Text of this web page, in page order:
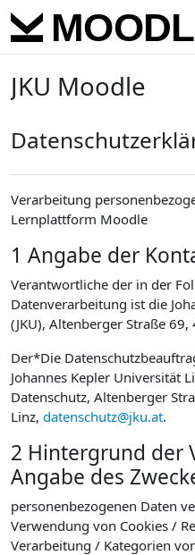
Skip to main content
JKU Moodle
Verarbeitung
Lernplattform Moodle
1 Angabe der
Verantwortliche der in der
Datenverarbeitung ist die
(JKU), Altenberger Straße 69,
Der*Die
Johannes Kepler Universität
Datenschutz, Altenberger
Linz, datenschutz@jku.at.
2 Hintergrund der
Angabe des
personenbezogenen Daten
Verwendung von Cookies /
Verarbeitung / Kategorien